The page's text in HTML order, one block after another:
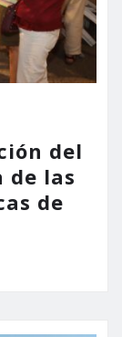
del
de las
de